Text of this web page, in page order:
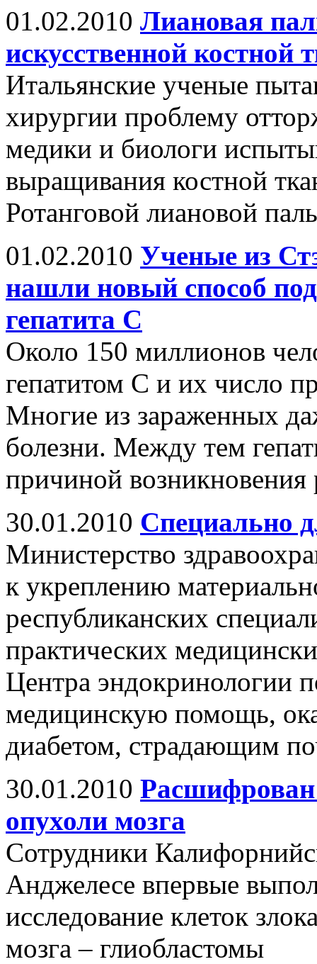
01.02.2010 Лиановая
искусственной костной
Итальянские ученые
хирургии проблему
медики и биологи
выращивания костной
Ротанговой лиановой
01.02.2010 Ученые из
нашли новый способ
гепатита С
Около 150 миллионов
гепатитом С и их число
Многие из зараженных
болезни. Между тем
причиной возникновения
30.01.2010 Специально
Министерство
к укреплению
республиканских
практических
Центра эндокринологии
медицинскую помощь,
диабетом, страдающим
30.01.2010 Расшифрован
опухоли мозга
Сотрудники
Анджелесе впервые
исследование клеток
мозга – глиобластомы